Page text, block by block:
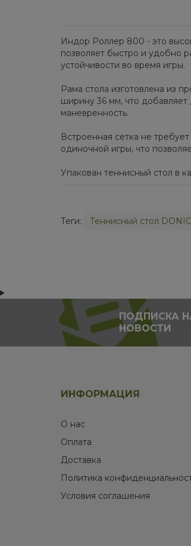
Индор Роллер 800 - это
позволяет быстро и удобно
устойчивости во время игры.
Рама стола изготовлена из
ширину 36 мм, что
маневренность.
Встроенная сетка не
одиночной игры, что
Упакован теннисный стол в
Теги: Теннисный стол
ПОДПИСКА
НОВОСТИ
ИНФОРМАЦИЯ
О нас
Оплата
Доставка
Политика
Условия соглашения